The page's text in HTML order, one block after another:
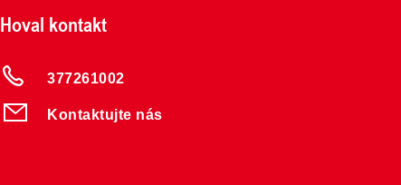
Hoval kontakt
377261002
Kontaktujte nás